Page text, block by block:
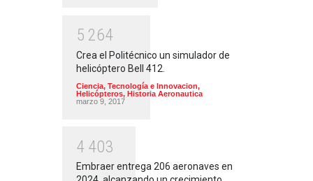
5 264
Crea el Politécnico un simulador de
helicóptero Bell 412.
Ciencia, Tecnología e Innovacion,
Helicópteros, Historia Aeronautica
marzo 9, 2017
4 403
Embraer entrega 206 aeronaves en